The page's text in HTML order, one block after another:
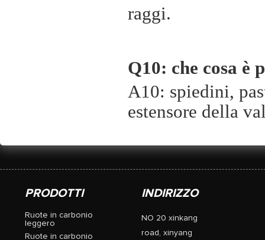
raggi.
Q10: che cosa è
A10: spiedini,
estensore della
PRODOTTI
Ruote in carbonio
leggero
Ruote in carbonio
INDIRIZZO
NO 20 xinkang
road, xinyang